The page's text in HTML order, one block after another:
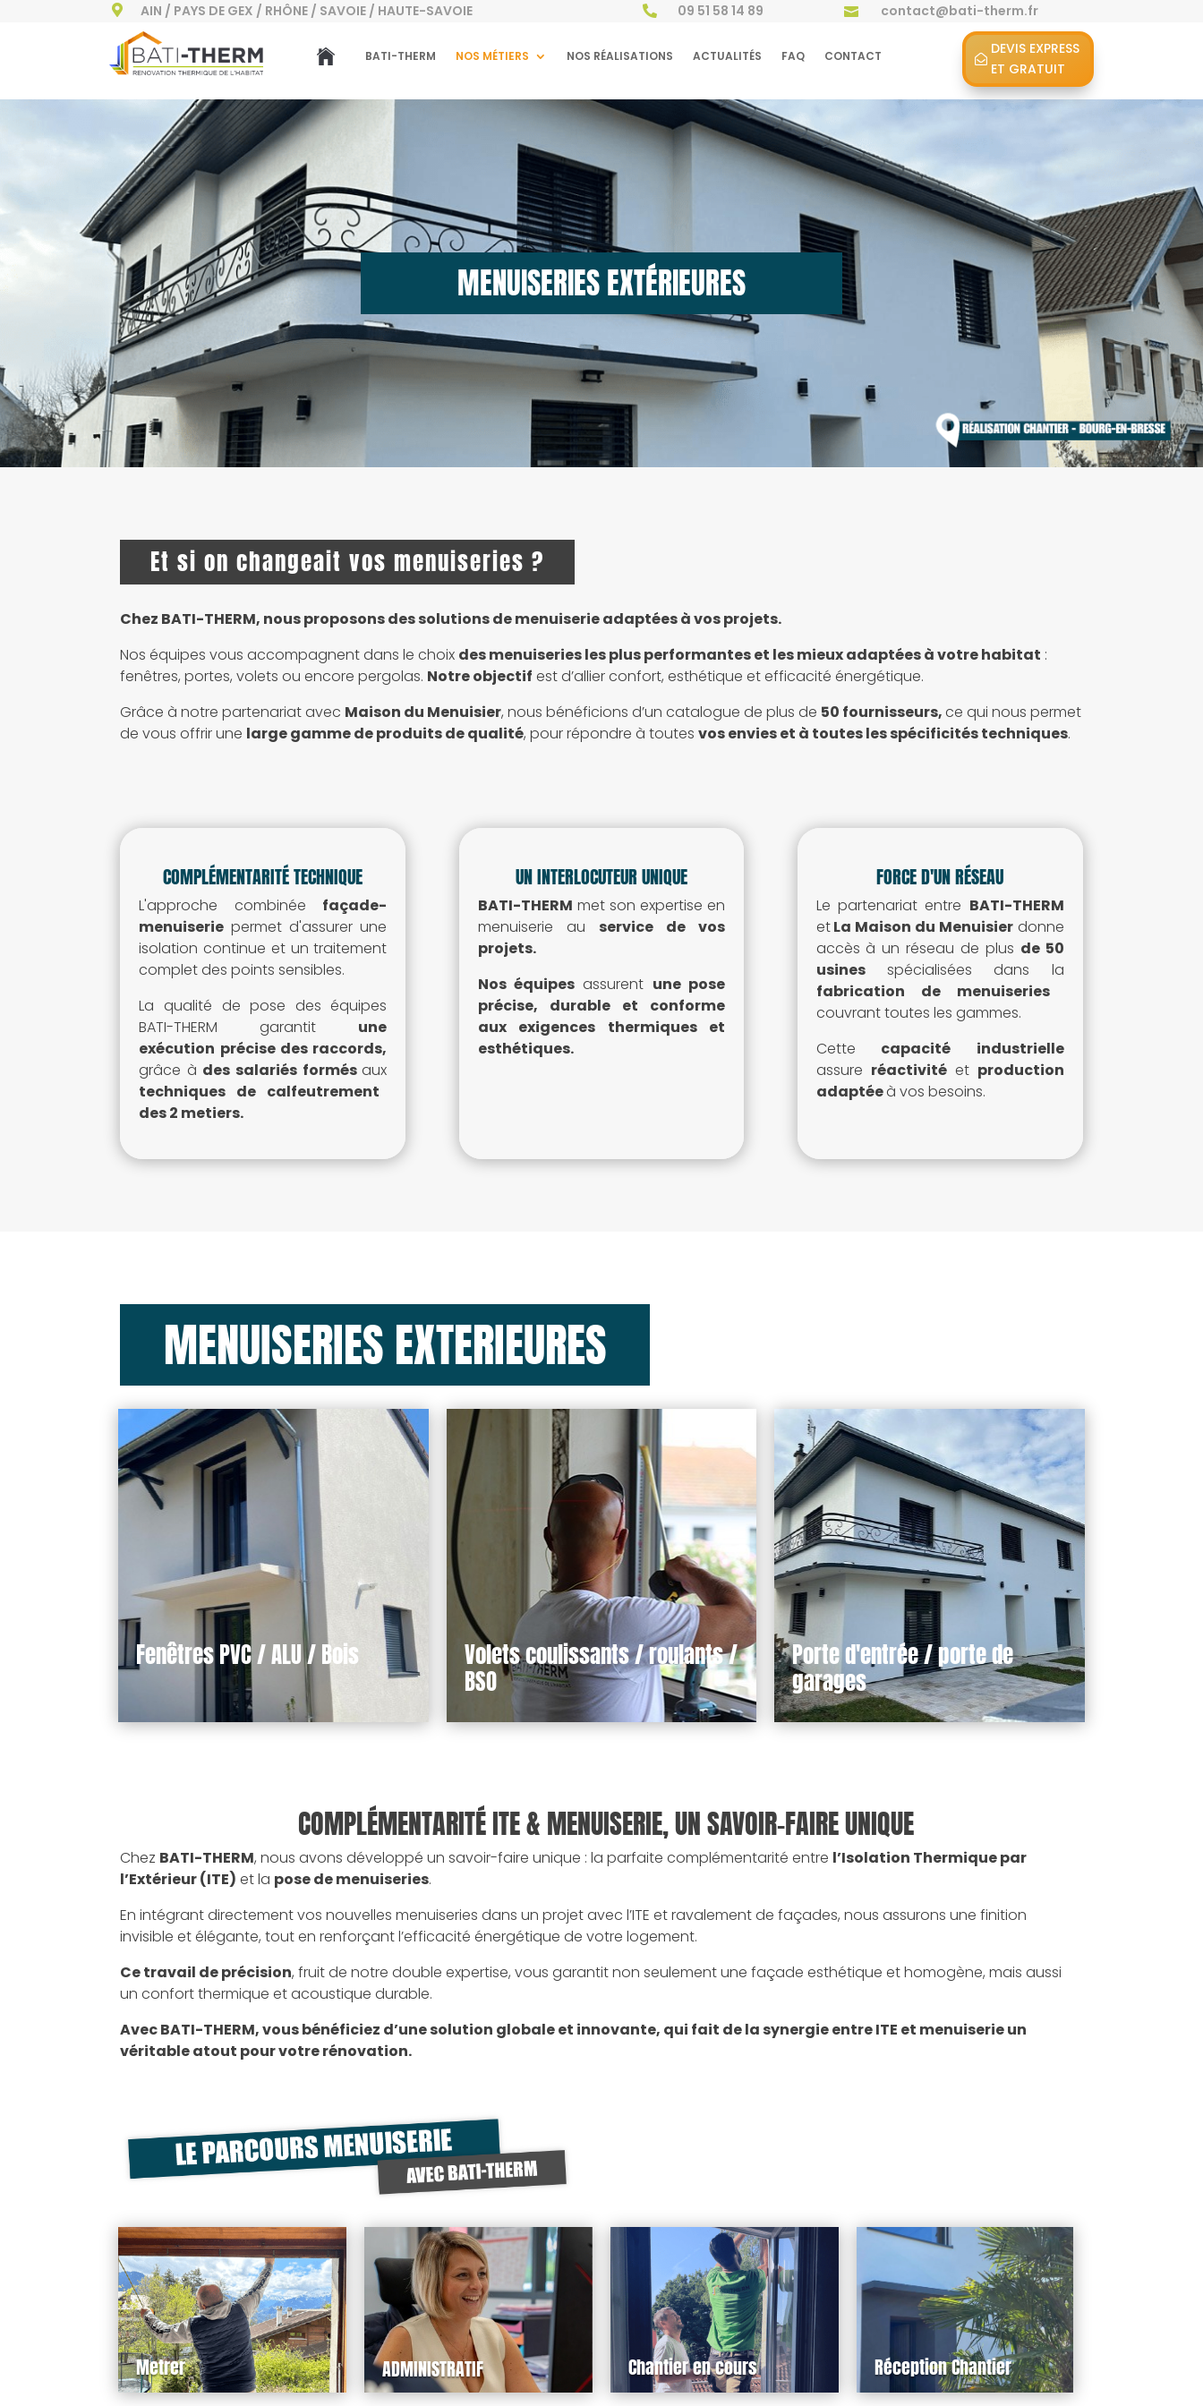
 AIN / PAYS DE GEX / RHÔNE / SAVOIE / HAUTE-SAVOIE  09 51 58 14 89  contact@bati-therm.fr
BATI-THERM NOS MÉTIERS NOS RÉALISATIONS ACTUALITÉS FAQ CONTACT
DEVIS EXPRESS
ET GRATUIT
MENUISERIES EXTÉRIEURES
Et si on changeait vos menuiseries ?
Chez BATI-THERM, nous proposons des solutions de menuiserie adaptées à vos projets.
Nos équipes vous accompagnent dans le choix des menuiseries les plus performantes et les mieux adaptées à votre habitat :
fenêtres, portes, volets ou encore pergolas. Notre objectif est d’allier confort, esthétique et efficacité énergétique.
Grâce à notre partenariat avec Maison du Menuisier, nous bénéficions d’un catalogue de plus de 50 fournisseurs,ce qui nous permet
de vous offrir une large gamme de produits de qualité, pour répondre à toutesvos envies et à toutes les spécificités techniques.
COMPLÉMENTARITÉ TECHNIQUE
L'approche combinée façade-
menuiserie permet d'assurer une
isolation continue et untraitement
complet des points sensibles.
La qualité de pose des équipes
BATI-THERMgarantit une
exécution précise des raccords,
grâce à des salariés formésaux
techniques de calfeutrement
des 2 metiers.
UN INTERLOCUTEUR UNIQUE
BATI-THERM met son expertise en
menuiserie au service de vos
projets.
Nos équipes assurent une pose
précise, durable et conforme
aux exigences thermiques et
esthétiques.
FORCE D'UN RÉSEAU
Le partenariat entre BATI-THERM
etLa Maison du Menuisierdonne
accès à unréseau de plus de 50
usinesspécialisées dans la
fabrication de menuiseries
couvrant toutes les gammes.
Cette capacité industrielle
assure réactivitéet production
adaptéeà vos besoins.
MENUISERIES EXTERIEURES
Fenêtres PVC / ALU / Bois
Volets coulissants / roulants /
BSO
Porte d'entrée / porte de
garages
COMPLÉMENTARITÉ ITE & MENUISERIE, UN SAVOIR-FAIRE UNIQUE
Chez BATI-THERM, nous avons développé un savoir-faire unique : la parfaite complémentarité entre l’Isolation Thermique par
l’Extérieur (ITE) et la pose de menuiseries.
En intégrant directement vos nouvelles menuiseries dans un projet avec l’ITE et ravalement de façades, nous assurons une finition
invisible et élégante, tout en renforçant l’efficacité énergétique de votre logement.
Ce travail de précision, fruit de notre double expertise, vous garantit non seulement une façade esthétique et homogène, mais aussi
un confort thermique et acoustique durable.
Avec BATI-THERM, vous bénéficiez d’une solution globale et innovante, qui fait de la synergie entre ITE et menuiserie un
véritable atout pour votre rénovation.
Metrer ADMINISTRATIF Chantier en cours Réception Chantier